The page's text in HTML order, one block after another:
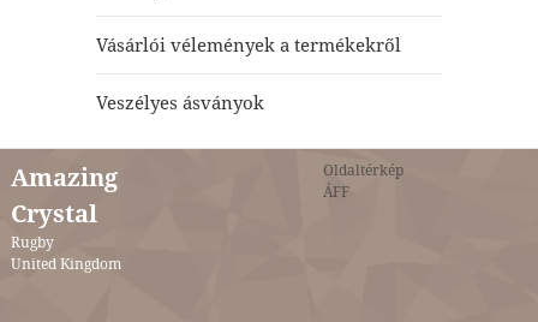
Vásárlói vélemények a termékekről
Veszélyes ásványok
Amazing
Crystal
Rugby
United Kingdom
Oldaltérkép
ÁFF